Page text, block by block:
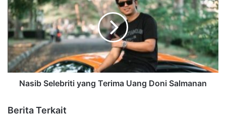
Nasib Selebriti yang Terima Uang Doni Salmanan
Berita Terkait